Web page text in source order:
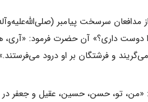
مدافعان سرسخت پیامبر
را دوست داری؟» آن حضرت فرمود:
و فرشتگان بر او درود
«من، تو، حسن، حسین، عقیل و جعفر در